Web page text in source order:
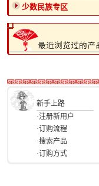
少数民族专区
新手上路
·注册新用户
·订购流程
·搜索产品
·订购方式